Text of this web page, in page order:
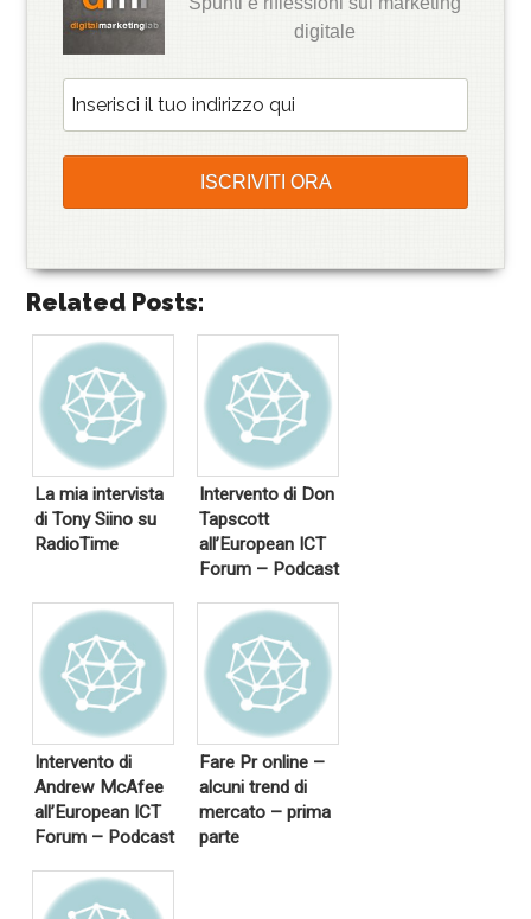
digitale
Related Posts:
La mia intervista
di Tony Siino su
RadioTime
Intervento di Don
Tapscott
all’European ICT
Forum – Podcast
Intervento di
Andrew McAfee
all’European ICT
Forum – Podcast
Fare Pr online –
alcuni trend di
mercato – prima
parte